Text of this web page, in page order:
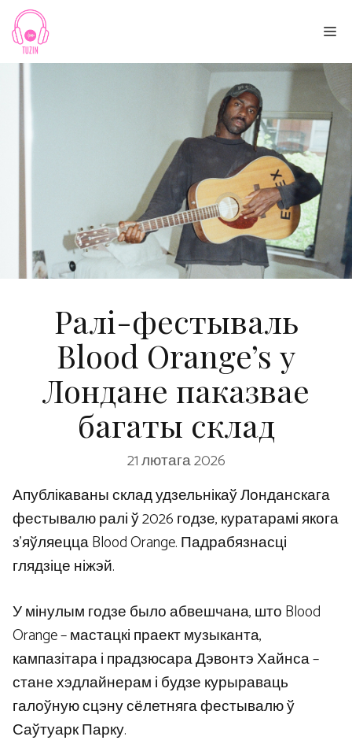
Skip
content
Ралі-фестываль
Blood Orange’s у
Лондане паказвае
багаты склад
21 лютага 2026
Апублікаваны склад удзельнікаў Лонданскага
фестывалю ралі ў 2026 годзе, куратарамі якога
з’яўляецца Blood Orange. Падрабязнасці
глядзіце ніжэй.
У мінулым годзе было абвешчана, што Blood
Orange – мастацкі праект музыканта,
кампазітара і прадзюсара Дэвонтэ Хайнса –
стане хэдлайнерам і будзе курыраваць
галоўную сцэну сёлетняга фестывалю ў
Саўтуарк Парку.